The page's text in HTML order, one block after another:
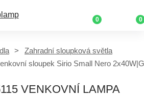
0 0
Zahradní sloupková světla
sloupek Sirio Small Nero
VENKOVNÍ LAMPA